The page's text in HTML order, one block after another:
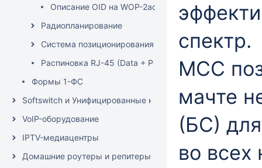
Описание OID на WOP-2ac-LRx (с версии 1.4)
Радиопланирование
Система позиционирования
Распиновка RJ-45 (Data + PoE)
Формы 1-ФС
Softswitch и Унифицированные коммуникации/IP-АТС
VoIP-оборудование
IPTV-медиацентры
Домашние роутеры и репитеры
спектр.
МСС
мачте
(БС)
во всех